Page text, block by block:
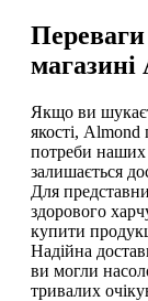
Переваги
магазині
Якщо ви
якості,
потреби наших
залишається
Для
здорового
купити
Надійна
ви могли
тривалих